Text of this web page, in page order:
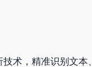
术，精准识别文